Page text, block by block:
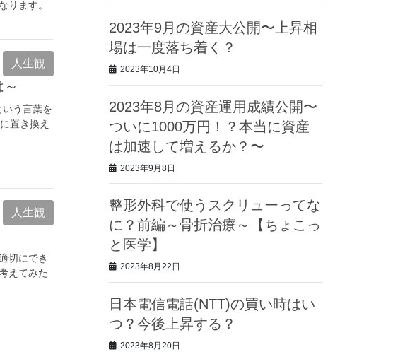
ります。
人生観
う言葉を
置き換え
人生観
切にでき
えてみた
2023年9月の資産大公開〜上昇相
場は一度落ち着く？
2023年10月4日
2023年8月の資産運用成績公開〜
ついに1000万円！？本当に資産
は加速して増えるか？〜
2023年9月8日
整形外科で使うスクリューってな
に？前編～骨折治療～【ちょこっ
と医学】
2023年8月22日
日本電信電話(NTT)の買い時はい
つ？今後上昇する？
2023年8月20日